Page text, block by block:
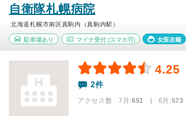
自衛隊札幌病院
北海道札幌市南区真駒内（真駒内駅）
駐車場あり マイナ受付(スマホ可) 女医在籍
4.25
2件
アクセス数 7月:651 | 6月:573